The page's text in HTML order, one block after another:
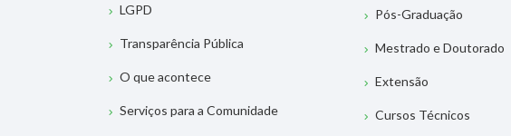
LGPD
Transparência Pública
O que acontece
Serviços para a Comunidade
Pós-Graduação
Mestrado e Doutorado
Extensão
Cursos Técnicos